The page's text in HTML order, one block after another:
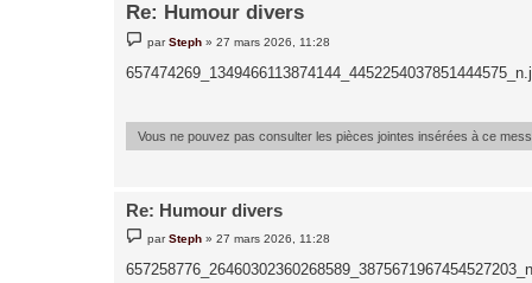
Re: Humour divers
e
s
s
e
parSteph »27 mars 2026, 11:28
Vous ne pouvez pas consulter les pièces jointes insérées à ce
Re: Humour divers
e
s
s
parSteph »27 mars 2026, 11:28